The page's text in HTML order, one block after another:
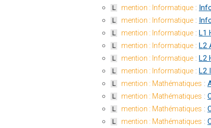
L mention : Informatique :
L mention : Informatique :
L mention : Informatique : L1
L mention : Informatique : L2
L mention : Informatique : L2
L mention : Informatique : L2
L mention : Mathématiques :
L mention : Mathématiques :
L mention : Mathématiques :
L mention : Mathématiques :